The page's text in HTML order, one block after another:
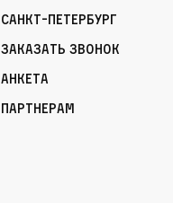
Санкт-Петербург
Заказать звонок
Анкета
Партнерам